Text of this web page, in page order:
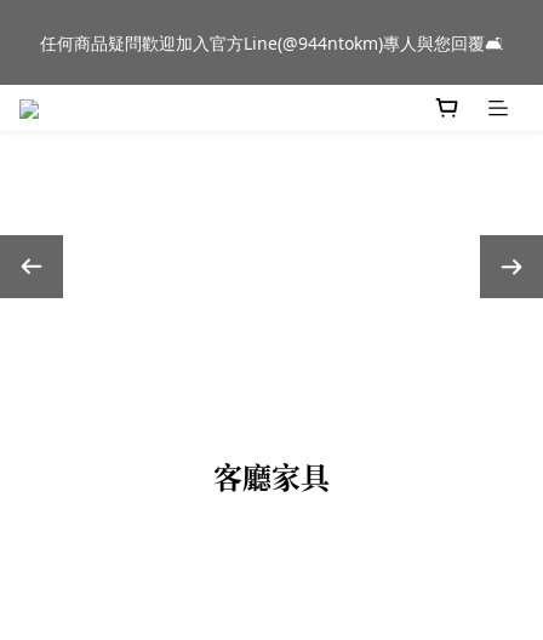
群門市展示中✨
任何商品疑問歡迎加入官方Line(@944ntokm)專人與您回覆🛋️
新品到貨｜日本燈具品牌 Ambientec 年度新品 Barcarolle 臺中樂
客廳家具